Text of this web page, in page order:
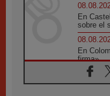
En
sobre el
En
firma»
En